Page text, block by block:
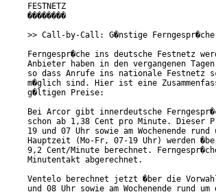
FESTNETZ
��������
>> Call-by-Call: G�nstige
Ferngespr�che ins deutsche Festnetz
Anbieter haben in den vergangenen
so dass Anrufe ins nationale Festnetz
m�glich sind. Hier ist eine
g�ltigen Preise:
Bei Arcor gibt innerdeutsche
schon ab 1,38 Cent pro Minute. Dieser
19 und 07 Uhr sowie am Wochenende
Hauptzeit (Mo-Fr, 07-19 Uhr) werden
9,2 Cent/Minute berechnet.
Minutentakt abgerechnet.
Ventelo berechnet jetzt �ber die
und 08 Uhr sowie am Wochenende rund